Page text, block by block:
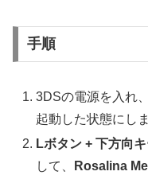
手順
3DSの電源を入れ
起動した状態にしま
Lボタン + 下方向
して、
Rosalina